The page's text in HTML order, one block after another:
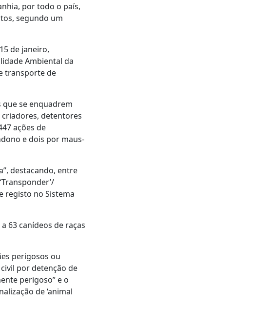
por todo o país,
segundo um
de janeiro,
Ambiental da
transporte de
que se enquadrem
criadores, detentores
ações de
e dois por maus-
destacando, entre
registo no Sistema
63 canídeos de raças
perigosos ou
por detenção de
perigoso” e o
de ‘animal